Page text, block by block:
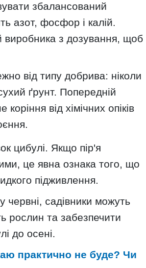
збалансований
азот, фосфор і калій.
виробника з дозування, щоб
від типу добрива: ніколи
ґрунт. Попередній
від хімічних опіків
цибулі. Якщо пір'я
це явна ознака того, що
підживлення.
червні, садівники можуть
рослин та забезпечити
до осені.
практично не буде? Чи